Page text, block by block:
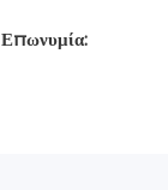
Επωνυμία: